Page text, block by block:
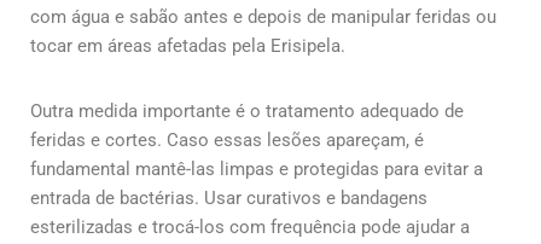
com água e sabão antes e depois de manipular feridas ou
tocar em áreas afetadas pela Erisipela.
Outra medida importante é o tratamento adequado de
feridas e cortes. Caso essas lesões apareçam, é
fundamental mantê-las limpas e protegidas para evitar a
entrada de bactérias. Usar curativos e bandagens
esterilizadas e trocá-los com frequência pode ajudar a